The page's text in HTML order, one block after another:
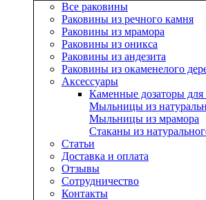
Все раковины
Раковины из речного камня
Раковины из мрамора
Раковины из оникса
Раковины из андезита
Раковины из окаменелого
Аксессуары
Каменные дозаторы
Мыльницы из
Мыльницы из мрамора
Стаканы из
Статьи
Доставка и оплата
Отзывы
Сотрудничество
Контакты